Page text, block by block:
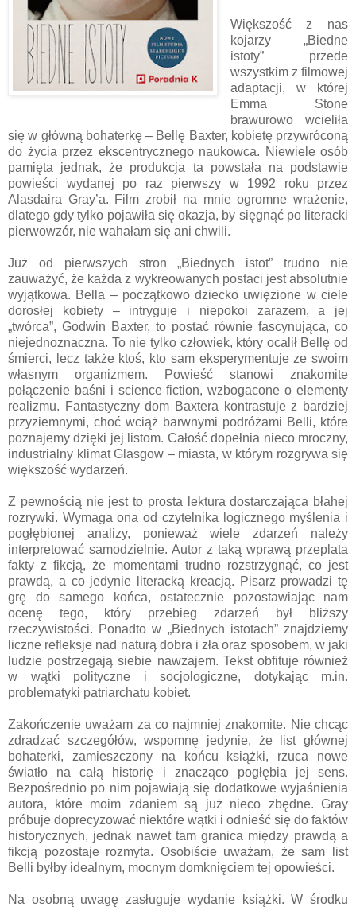
Większość z nas
kojarzy „Biedne
istoty” przede
wszystkim z filmowej
adaptacji, w której
Emma Stone
brawurowo wcieliła
się w główną bohaterkę – Bellę Baxter, kobietę przywróconą
do życia przez ekscentrycznego naukowca. Niewiele osób
pamięta jednak, że produkcja ta powstała na podstawie
powieści wydanej po raz pierwszy w 1992 roku przez
Alasdaira Gray’a. Film zrobił na mnie ogromne wrażenie,
dlatego gdy tylko pojawiła się okazja, by sięgnąć po literacki
pierwowzór, nie wahałam się ani chwili.
Już od pierwszych stron „Biednych istot” trudno nie
zauważyć, że każda z wykreowanych postaci jest absolutnie
wyjątkowa. Bella – początkowo dziecko uwięzione w ciele
dorosłej kobiety – intryguje i niepokoi zarazem, a jej
„twórca”, Godwin Baxter, to postać równie fascynująca, co
niejednoznaczna. To nie tylko człowiek, który ocalił Bellę od
śmierci, lecz także ktoś, kto sam eksperymentuje ze swoim
własnym organizmem. Powieść stanowi znakomite
połączenie baśni i science fiction, wzbogacone o elementy
realizmu. Fantastyczny dom Baxtera kontrastuje z bardziej
przyziemnymi, choć wciąż barwnymi podróżami Belli, które
poznajemy dzięki jej listom. Całość dopełnia nieco mroczny,
industrialny klimat Glasgow – miasta, w którym rozgrywa się
większość wydarzeń.
Z pewnością nie jest to prosta lektura dostarczająca błahej
rozrywki. Wymaga ona od czytelnika logicznego myślenia i
pogłębionej analizy, ponieważ wiele zdarzeń należy
interpretować samodzielnie. Autor z taką wprawą przeplata
fakty z fikcją, że momentami trudno rozstrzygnąć, co jest
prawdą, a co jedynie literacką kreacją. Pisarz prowadzi tę
grę do samego końca, ostatecznie pozostawiając nam
ocenę tego, który przebieg zdarzeń był bliższy
rzeczywistości. Ponadto w „Biednych istotach” znajdziemy
liczne refleksje nad naturą dobra i zła oraz sposobem, w jaki
ludzie postrzegają siebie nawzajem. Tekst obfituje również
w wątki polityczne i socjologiczne, dotykając m.in.
problematyki patriarchatu kobiet.
Zakończenie uważam za co najmniej znakomite. Nie chcąc
zdradzać szczegółów, wspomnę jedynie, że list głównej
bohaterki, zamieszczony na końcu książki, rzuca nowe
światło na całą historię i znacząco pogłębia jej sens.
Bezpośrednio po nim pojawiają się dodatkowe wyjaśnienia
autora, które moim zdaniem są już nieco zbędne. Gray
próbuje doprecyzować niektóre wątki i odnieść się do faktów
historycznych, jednak nawet tam granica między prawdą a
fikcją pozostaje rozmyta. Osobiście uważam, że sam list
Belli byłby idealnym, mocnym domknięciem tej opowieści.
Na osobną uwagę zasługuje wydanie książki. W środku